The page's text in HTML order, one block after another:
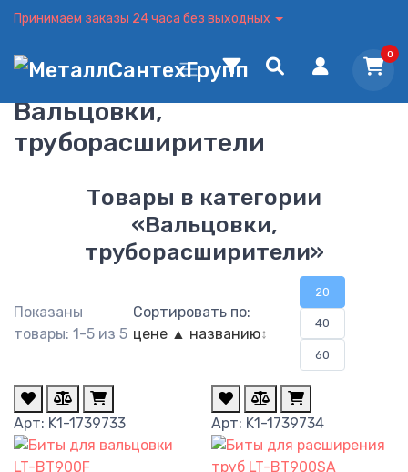
Принимаем заказы 24 часа без выходных
0
Вальцовки,
труборасширители
Товары в категории
«Вальцовки,
труборасширители»
Показаны
товары: 1-5 из 5
Сортировать по:
цене ▲ названию↕
20
40
60
Арт: K1-1739733 Арт: K1-1739734